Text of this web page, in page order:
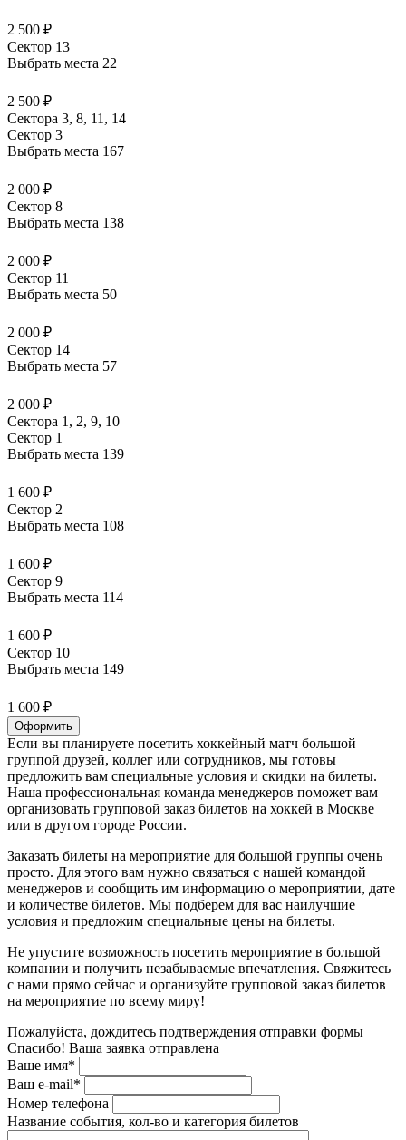
2 500 ₽
Сектор 13
Выбрать места 22
2 500 ₽
Сектора 3, 8, 11, 14
Сектор 3
Выбрать места 167
2 000 ₽
Сектор 8
Выбрать места 138
2 000 ₽
Сектор 11
Выбрать места 50
2 000 ₽
Сектор 14
Выбрать места 57
2 000 ₽
Сектора 1, 2, 9, 10
Сектор 1
Выбрать места 139
1 600 ₽
Сектор 2
Выбрать места 108
1 600 ₽
Сектор 9
Выбрать места 114
1 600 ₽
Сектор 10
Выбрать места 149
1 600 ₽
Оформить
Если вы планируете посетить хоккейный матч большой
группой друзей, коллег или сотрудников, мы готовы
предложить вам специальные условия и скидки на билеты.
Наша профессиональная команда менеджеров поможет вам
организовать групповой заказ билетов на хоккей в Москве
или в другом городе России.
Заказать билеты на мероприятие для большой группы очень
просто. Для этого вам нужно связаться с нашей командой
менеджеров и сообщить им информацию о мероприятии, дате
и количестве билетов. Мы подберем для вас наилучшие
условия и предложим специальные цены на билеты.
Не упустите возможность посетить мероприятие в большой
компании и получить незабываемые впечатления. Свяжитесь
с нами прямо сейчас и организуйте групповой заказ билетов
на мероприятие по всему миру!
Пожалуйста, дождитесь подтверждения отправки формы
Спасибо! Ваша заявка отправлена
Ваше имя*
Ваш e-mail*
Номер телефона
Название события, кол-во и категория билетов